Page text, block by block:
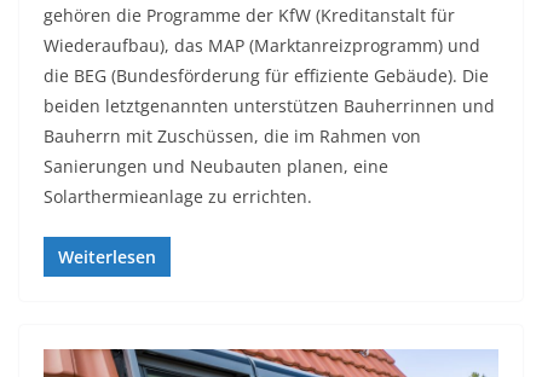
gehören die Programme der KfW (Kreditanstalt für
Wiederaufbau), das MAP (Marktanreizprogramm) und
die BEG (Bundesförderung für effiziente Gebäude). Die
beiden letztgenannten unterstützen Bauherrinnen und
Bauherrn mit Zuschüssen, die im Rahmen von
Sanierungen und Neubauten planen, eine
Solarthermieanlage zu errichten.
Weiterlesen